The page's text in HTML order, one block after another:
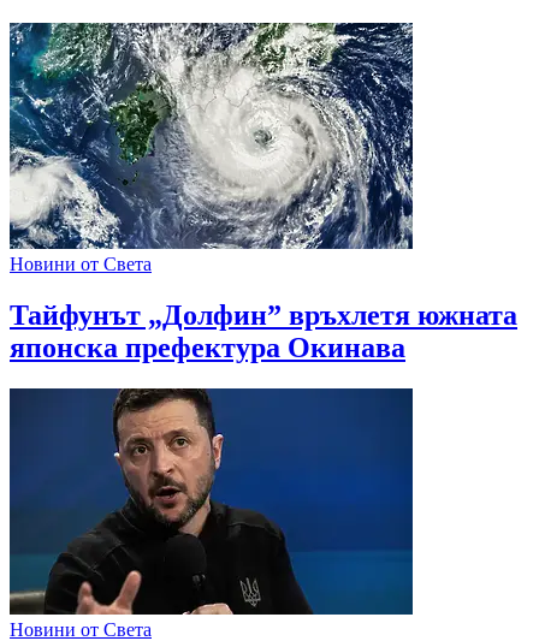
Новини от Света
Тайфунът „Долфин” връхлетя южната
японска префектура Окинава
Новини от Света